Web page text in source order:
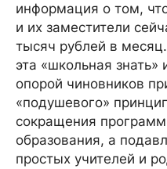
информация о том,
и их заместители
тысяч рублей в
эта «школьная знать»
опорой чиновников
«подушевого»
сокращения
образования, а
простых учителей и